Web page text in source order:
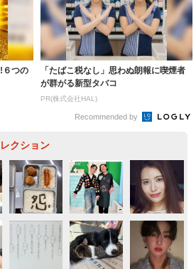
６つの
「たばこ税なし」思わぬ朗報に喫煙者
が群がる新型タバコ
PR(株式会社HAL)
Recommended by
クション